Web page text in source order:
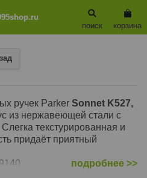
корзина
поиск
ручек Parker Sonnet K527,
из нержавеющей стали с
текстурированная и
придаёт приятный
подробнее >>